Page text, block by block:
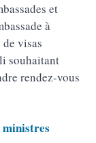
et
à
visas
souhaitant
rendez-vous
ministres